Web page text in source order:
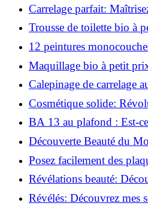
Chouchouter Pour Moins
Carrelage parfait:
facilement!
Trousse de toilette bio à
pour moins de 25€!
12 peintures
Découvrez les meilleures
Maquillage bio à petit
s'équiper pour moins de
Calepinage de carrelage
astuces incontournables!
Cosmétique solide:
beauté pour zéro déchet!
BA 13 au plafond : Est-
coller ?
Découverte Beauté du
Glamour !
Posez facilement des
Transformez votre
Révélations beauté:
insoupçonnées de l'huile
Révélés: Découvrez mes